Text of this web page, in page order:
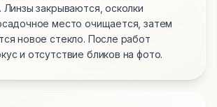
Линзы закрываются, осколки
место очищается, затем
новое стекло. После работ
и отсутствие бликов на фото.